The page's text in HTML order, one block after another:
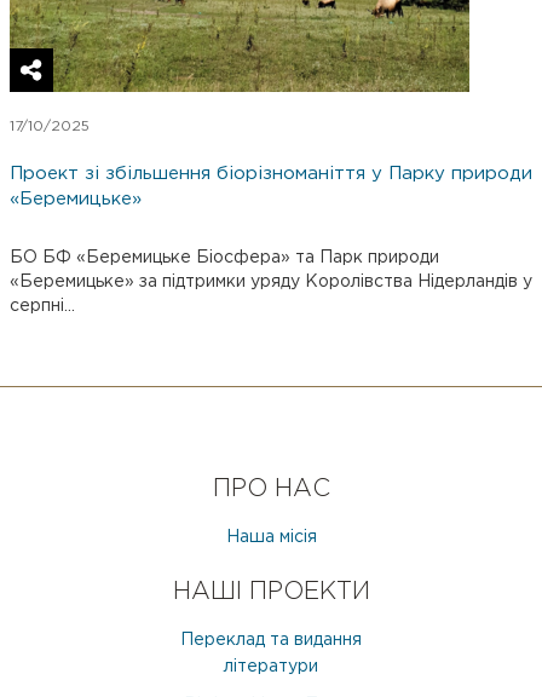
17/10/2025
Проект зі збільшення біорізноманіття у Парку природи
«Беремицьке»
БО БФ «Беремицьке Біосфера» та Парк природи
«Беремицьке» за підтримки уряду Королівства Нідерландів у
серпні...
ПРО НАС
Наша місія
НАШІ ПРОЕКТИ
Переклад та видання
літератури